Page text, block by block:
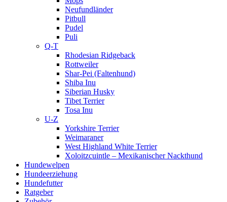
Neufundländer
Pitbull
Pudel
Puli
Q-T
Rhodesian Ridgeback
Rottweiler
Shar-Pei (Faltenhund)
Shiba Inu
Siberian Husky
Tibet Terrier
Tosa Inu
U-Z
Yorkshire Terrier
Weimaraner
West Highland White Terrier
Xoloitzcuintle – Mexikanischer Nackthund
Hundewelpen
Hundeerziehung
Hundefutter
Ratgeber